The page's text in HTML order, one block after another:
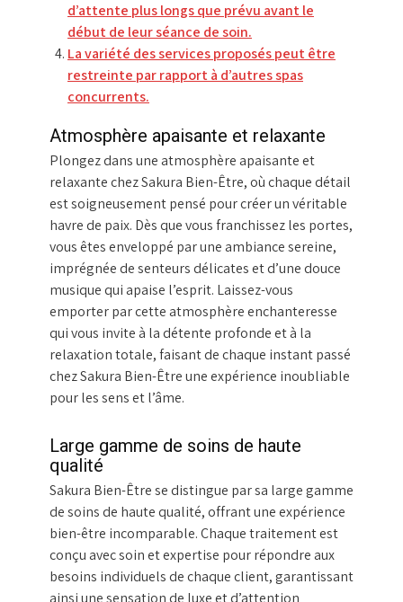
d’attente plus longs que prévu avant le
début de leur séance de soin.
La variété des services proposés peut être
restreinte par rapport à d’autres spas
concurrents.
Atmosphère apaisante et relaxante
Plongez dans une atmosphère apaisante et
relaxante chez Sakura Bien-Être, où chaque détail
est soigneusement pensé pour créer un véritable
havre de paix. Dès que vous franchissez les portes,
vous êtes enveloppé par une ambiance sereine,
imprégnée de senteurs délicates et d’une douce
musique qui apaise l’esprit. Laissez-vous
emporter par cette atmosphère enchanteresse
qui vous invite à la détente profonde et à la
relaxation totale, faisant de chaque instant passé
chez Sakura Bien-Être une expérience inoubliable
pour les sens et l’âme.
Large gamme de soins de haute
qualité
Sakura Bien-Être se distingue par sa large gamme
de soins de haute qualité, offrant une expérience
bien-être incomparable. Chaque traitement est
conçu avec soin et expertise pour répondre aux
besoins individuels de chaque client, garantissant
ainsi une sensation de luxe et d’attention